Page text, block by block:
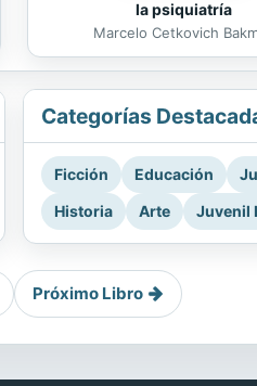
la psiquiatría
Marcelo Cetkovich
Categorías
Ficción Educación
Historia
Arte Juvenil
Próximo Libro